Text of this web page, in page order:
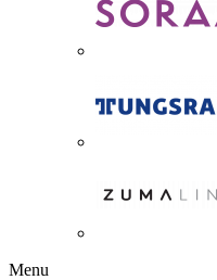
Menu